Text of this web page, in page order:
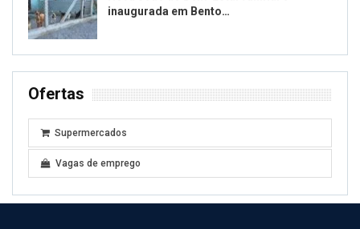
inaugurada em Bento…
Ofertas
Supermercados
Vagas de emprego